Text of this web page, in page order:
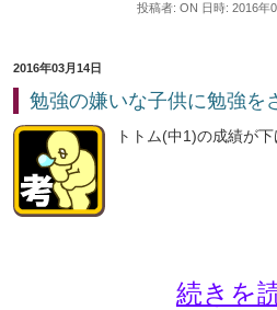
投稿者: ON 日時: 2016年
2016年03月14日
勉強の嫌いな子供に勉強を
トトム(中1)の成績が下
続きを